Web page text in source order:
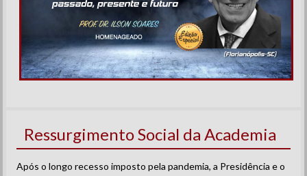
Ressurgimento Social da Academia
Após o longo recesso imposto pela pandemia, a Presidência e o